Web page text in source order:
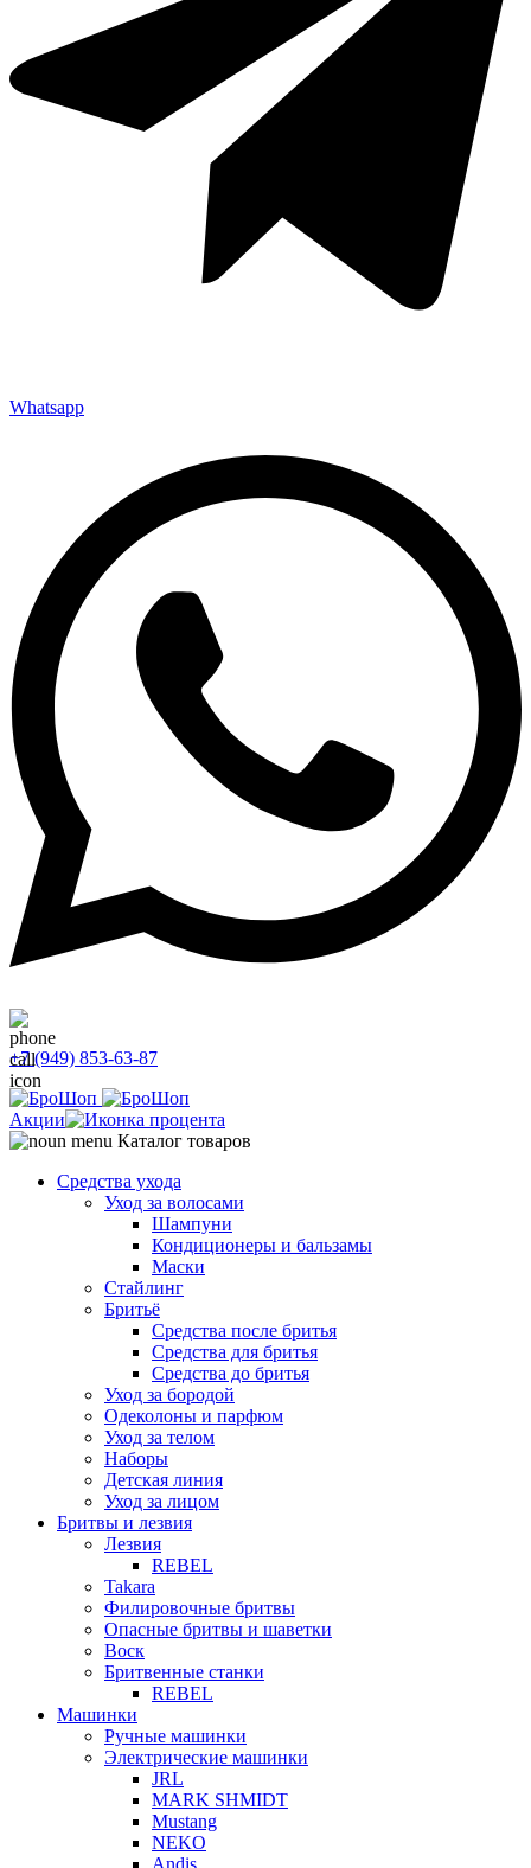
Whatsapp
+7 (949) 853-63-87
Акции
Каталог товаров
Средства ухода
Уход за волосами
Шампуни
Кондиционеры и бальзамы
Маски
Стайлинг
Бритьё
Средства после бритья
Средства для бритья
Средства до бритья
Уход за бородой
Одеколоны и парфюм
Уход за телом
Наборы
Детская линия
Уход за лицом
Бритвы и лезвия
Лезвия
REBEL
Takara
Филировочные бритвы
Опасные бритвы и шаветки
Воск
Бритвенные станки
REBEL
Машинки
Ручные машинки
Электрические машинки
JRL
MARK SHMIDT
Mustang
NEKO
Andis